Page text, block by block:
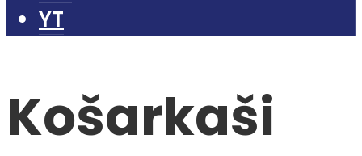
YT
Košarkaši